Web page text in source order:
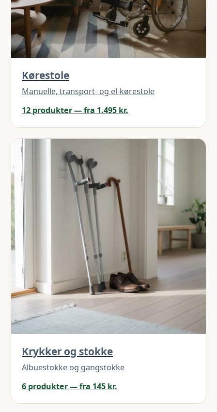
Kørestole
Manuelle, transport- og el-kørestole
12 produkter — fra 1.495 kr.
Krykker og stokke
Albuestokke og gangstokke
6 produkter — fra 145 kr.